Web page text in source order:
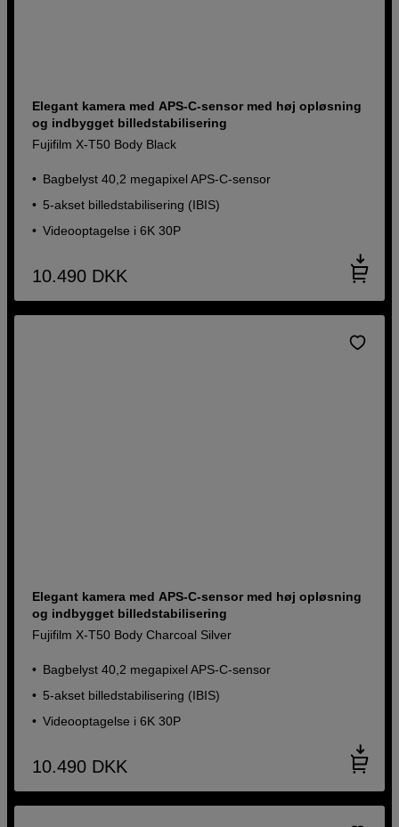
Elegant kamera med APS-C-sensor med høj opløsning
og indbygget billedstabilisering
Fujifilm X-T50 Body Black
Bagbelyst 40,2 megapixel APS-C-sensor
5-akset billedstabilisering (IBIS)
Videooptagelse i 6K 30P
10.490 DKK
Elegant kamera med APS-C-sensor med høj opløsning
og indbygget billedstabilisering
Fujifilm X-T50 Body Charcoal Silver
Bagbelyst 40,2 megapixel APS-C-sensor
5-akset billedstabilisering (IBIS)
Videooptagelse i 6K 30P
10.490 DKK